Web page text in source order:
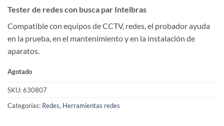
Tester de redes con busca par Intelbras
Compatible con equipos de CCTV, redes, el probador ayuda
en la prueba, en el mantenimiento y en la instalación de
aparatos.
Agotado
SKU:630807
Categorías: Redes, Herramientas redes